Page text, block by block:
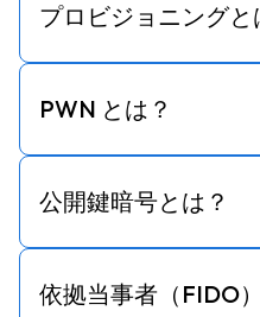
プロビジョニングと
PWN とは？
公開鍵暗号とは？
依拠当事者（FIDO